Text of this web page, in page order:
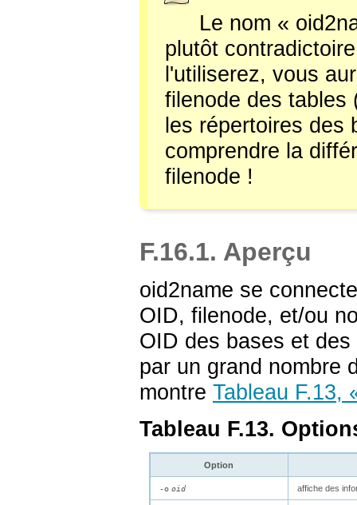
Le nom «
plutôt
l'utiliserez, vous
filenode des tables
les répertoires des
comprendre la
filenode !
F.16.1. Aperçu
oid2name se
OID, filenode, et/ou
OID des bases et
par un grand nombre
montre Tableau F.13,
Tableau F.13.
Option
-o oid affiche des